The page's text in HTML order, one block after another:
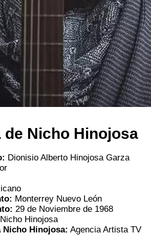
de Nicho Hinojosa
Dionisio Alberto Hinojosa Garza
Monterrey Nuevo León
29 de Noviembre de 1968
Nicho Hinojosa
Nicho Hinojosa: Agencia Artista TV